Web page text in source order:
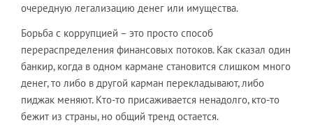
очередную легализацию денег или имущества.
Борьба с коррупцией – это просто способ
перераспределения финансовых потоков. Как сказал один
банкир, когда в одном кармане становится слишком много
денег, то либо в другой карман перекладывают, либо
пиджак меняют. Кто-то присаживается ненадолго, кто-то
бежит из страны, но общий тренд остается.